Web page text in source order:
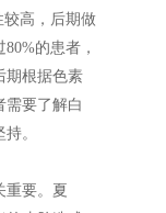
较高，后期做
的患者，
期根据色素
需要了解白
。
重要。夏